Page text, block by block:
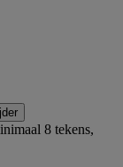
8 tekens,